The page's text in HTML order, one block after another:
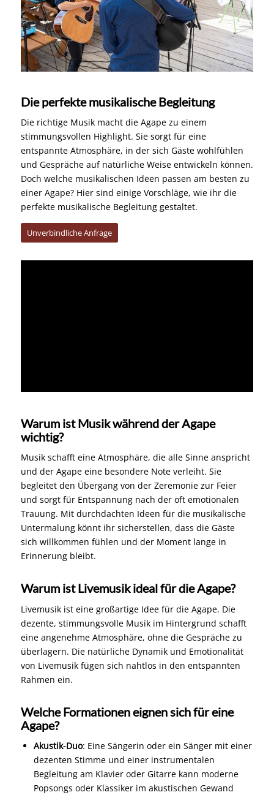
Die perfekte musikalische Begleitung
Die richtige Musik macht die Agape zu einem
stimmungsvollen Highlight. Sie sorgt für eine
entspannte Atmosphäre, in der sich Gäste wohlfühlen
und Gespräche auf natürliche Weise entwickeln können.
Doch welche musikalischen Ideen passen am besten zu
einer Agape? Hier sind einige Vorschläge, wie ihr die
perfekte musikalische Begleitung gestaltet.
Unverbindliche Anfrage
Warum ist Musik während der Agape
wichtig?
Musik schafft eine Atmosphäre, die alle Sinne anspricht
und der Agape eine besondere Note verleiht. Sie
begleitet den Übergang von der Zeremonie zur Feier
und sorgt für Entspannung nach der oft emotionalen
Trauung. Mit durchdachten Ideen für die musikalische
Untermalung könnt ihr sicherstellen, dass die Gäste
sich willkommen fühlen und der Moment lange in
Erinnerung bleibt.
Warum ist Livemusik ideal für die Agape?
Livemusik ist eine großartige Idee für die Agape. Die
dezente, stimmungsvolle Musik im Hintergrund schafft
eine angenehme Atmosphäre, ohne die Gespräche zu
überlagern. Die natürliche Dynamik und Emotionalität
von Livemusik fügen sich nahtlos in den entspannten
Rahmen ein.
Welche Formationen eignen sich für eine
Agape?
Akustik-Duo: Eine Sängerin oder ein Sänger mit einer
dezenten Stimme und einer instrumentalen
Begleitung am Klavier oder Gitarre kann moderne
Popsongs oder Klassiker im akustischen Gewand